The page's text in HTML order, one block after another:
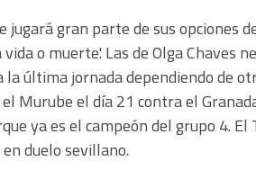
jugará gran parte de sus opciones
o muerte'. Las de Olga Chaves
la última jornada dependiendo de
Murube el día 21 contra el
ya es el campeón del grupo 4.
duelo sevillano.